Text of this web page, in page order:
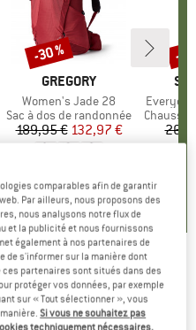
MARQUE
GREGORY
Article
Women's Jade 28
Product group
Sac à dos de randonnée
Prix
189,95 € Prix réduit
132,97 €
Remise
-30 %
Article
Product
-
- Pantalon de
comparables afin de garantir
Par ailleurs, nous proposons des
nous analysons notre flux de
et la publicité et nous fournissons
également à nos partenaires de
de s'informer sur la manière dont
partenaires sont situés dans des
protéger vos données, par exemple
sur « Tout sélectionner », vous
Si vous ne souhaitez pas
techniquement nécessaires,